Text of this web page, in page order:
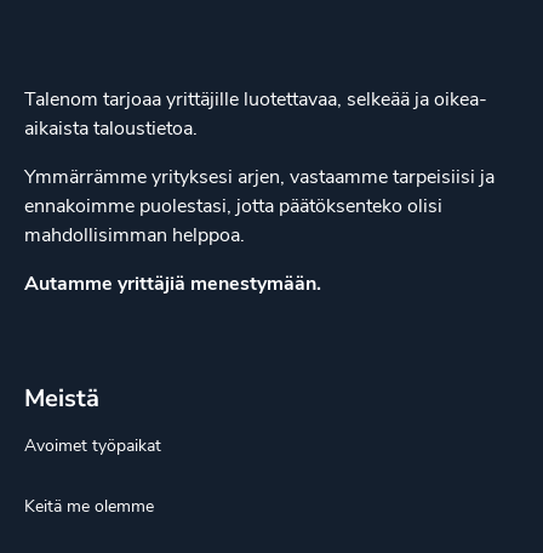
Talenom tarjoaa yrittäjille luotettavaa, selkeää ja oikea-
aikaista taloustietoa.
Ymmärrämme yrityksesi arjen, vastaamme tarpeisiisi ja
ennakoimme puolestasi, jotta päätöksenteko olisi
mahdollisimman helppoa.
Autamme yrittäjiä menestymään.
Meistä
Avoimet työpaikat
Keitä me olemme